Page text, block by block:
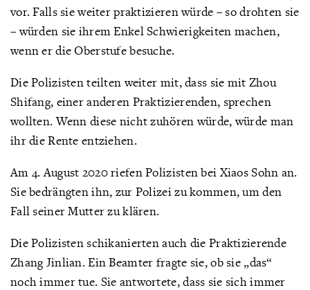
vor. Falls sie weiter praktizieren würde – so drohten sie
– würden sie ihrem Enkel Schwierigkeiten machen,
wenn er die Oberstufe besuche.
Die Polizisten teilten weiter mit, dass sie mit Zhou
Shifang, einer anderen Praktizierenden, sprechen
wollten. Wenn diese nicht zuhören würde, würde man
ihr die Rente entziehen.
Am 4. August 2020 riefen Polizisten bei Xiaos Sohn an.
Sie bedrängten ihn, zur Polizei zu kommen, um den
Fall seiner Mutter zu klären.
Die Polizisten schikanierten auch die Praktizierende
Zhang Jinlian. Ein Beamter fragte sie, ob sie „das“
noch immer tue. Sie antwortete, dass sie sich immer